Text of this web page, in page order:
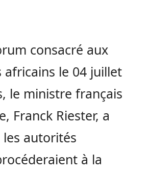
consacré aux
le 04 juillet
le ministre français
Franck Riester, a
autorités
à la